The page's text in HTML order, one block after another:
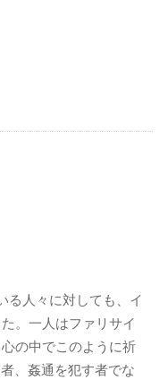
る人々に対しても、イ
。一人はファリサイ
の中でこのように祈
、姦通を犯す者でな